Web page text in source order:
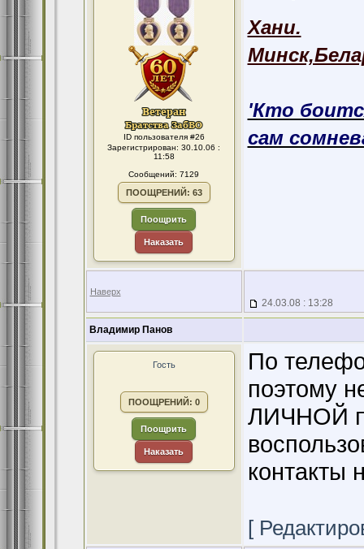
ID пользователя #26
Зарегистрирован: 30.10.06 :
11:58
Сообщений: 7129
ПООЩРЕНИЙ: 63
Поощрить
Наказать
Хани.
'Кто
сам
Наверх
24.03.08 : 13:28
Владимир Панов
Гость
ПООЩРЕНИЙ: 0
Поощрить
Наказать
По
поэтому
ЛИЧНОЙ
контакты
[